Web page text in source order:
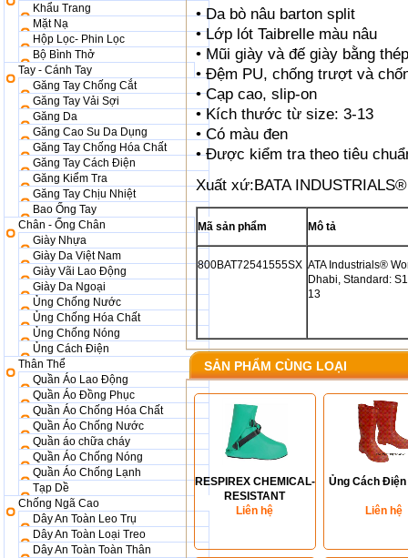
Khẩu Trang
Mặt Nạ
Hộp Lọc- Phin Lọc
Bộ Bình Thở
Tay - Cánh Tay
Găng Tay Chống Cắt
Găng Tay Vải Sợi
Găng Da
Găng Cao Su Da Dụng
Găng Tay Chống Hóa Chất
Găng Tay Cách Điện
Găng Kiểm Tra
Găng Tay Chịu Nhiệt
Bao Ống Tay
Chân - Ống Chân
Giày Nhựa
Giày Da Việt Nam
Giày Vãi Lao Động
Giày Da Ngoại
Ủng Chống Nước
Ủng Chống Hóa Chất
Ủng Chống Nóng
Ủng Cách Điện
Thân Thể
Quần Áo Lao Động
Quần Áo Đồng Phục
Quần Áo Chống Hóa Chất
Quần Áo Chống Nước
Quần áo chữa cháy
Quần Áo Chống Nóng
Quần Áo Chống Lạnh
Tạp Dề
Chống Ngã Cao
Dây An Toàn Leo Trụ
Dây An Toàn Loại Treo
Dây An Toàn Toàn Thân
• Da bò nâu barton split
• Lớp lót Taibrelle màu nâu
• Mũi giày và đế giày bằng thép
• Đệm PU, chống trượt và
• Cạp cao, slip-on
• Kích thước từ size: 3-13
• Có màu đen
• Được kiểm tra theo tiêu
Xuất xứ:BATA
Mã sản phẩm Mô tả
800BAT72541555SX ATA Industrials®
Dhabi, Standard:
13
SẢN PHẨM CÙNG LOẠI
RESPIREX CHEMICAL-
RESISTANT
OVERBOOTS
Liên hệ
Ủng Cách Điện
Liên hệ